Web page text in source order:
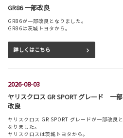
GR86 一部改良
GR86が一部改良となりました。
GR86は茨城トヨタから。
詳しくはこちら
2026-08-03
ヤリスクロス GR SPORT グレード 一部
改良
ヤリスクロス GR SPORT グレードが一部改良と
なりました。
ヤリスクロスは茨城トヨタから。